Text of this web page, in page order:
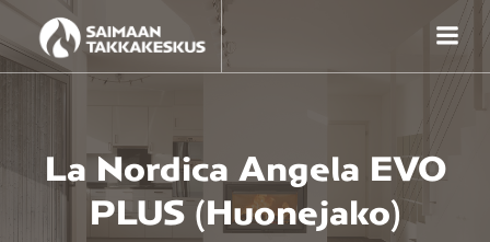
content
La Nordica Angela EVO
PLUS (huonejako)